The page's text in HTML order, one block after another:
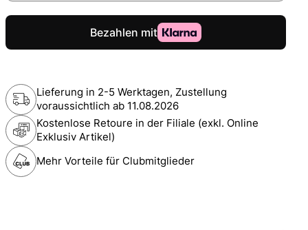
Lieferung in 2-5 Werktagen, Zustellung
voraussichtlich ab 11.08.2026
Kostenlose Retoure in der Filiale (exkl. Online
Exklusiv Artikel)
Mehr Vorteile für Clubmitglieder